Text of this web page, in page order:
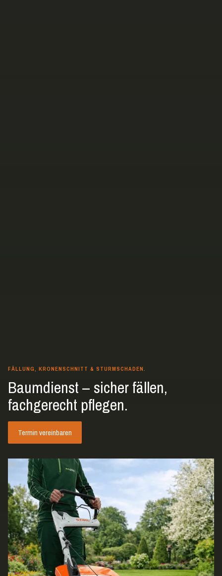
FÄLLUNG, KRONENSCHNITT & STURMSCHADEN.
Baumdienst – sicher fällen,
fachgerecht pflegen.
Termin vereinbaren